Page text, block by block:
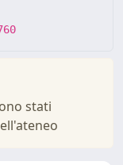
stati